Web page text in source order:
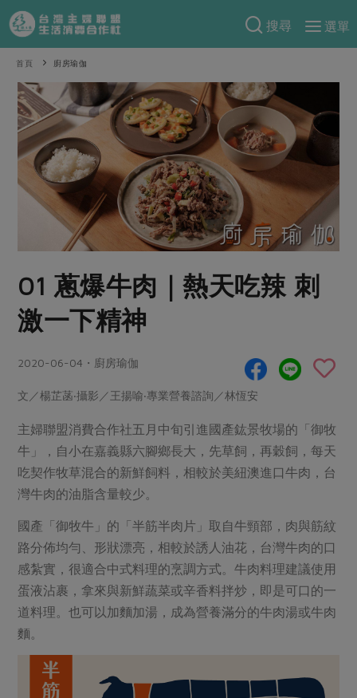
搜尋
選單
產品分類
當季蔬果
一籃菜 當令水果
芽苗類 蕈菇類
辛香料類
奶蛋豆・五穀
蛋 乳製品
豆製品 米麵雜糧
肉品・水產
畜產肉類
水畜加工品
調理食材・點心
調味醬料/南北貨 烘焙
休閒零嘴
保健食品
居家好物
美妝保養 個人清潔
家庭清潔
日用品
防災用品
食譜料理
食材
米食
麵食
海鮮
常備菜
蔬食
蛋料理
料理方式
烘焙．點心
醬料
湯品．鍋物
涼拌沙拉
飲品
主題食譜
年菜食譜
特別企畫
預購活動
把最好的台灣味帶回家！
防災用品預購圓滿結束
更多預購活動
合作25-精選產品第四彈
合作25-精選產品第三彈
議題活動
主婦聯盟X樂齡網特約優惠案
30%rPET紅烏龍茶
2024農業發展計畫年度報告
更多議題活動
把最好的台灣味帶回家！
綠主張
觀點文章
主婦食堂 一籃菜真心話
社內大小事 合作聯合國
產品故事
樂齡生活
廚房瑜伽
減硝酸鹽 惜食
非基改運動 支持本土農糧
廢核運動
減添加物 減塑減廢
公益金 食農教育
更多議題
綠主張月刊
關於合作社
關於我們
合作社組織
產品檢驗
自主把關
檢驗報告
硝酸鹽檢驗
社員權益
合作社法規
社務專區
選舉專區
最新消息
首頁 廚房瑜伽
01 蔥爆牛肉｜熱天吃辣 刺
激一下精神
2020-06-04・廚房瑜伽
文／楊芷菡‧攝影／王揚喻‧專業營養諮詢／林恆安
主婦聯盟消費合作社五月中旬引進國產鈜景牧場的「御牧
牛」，自小在嘉義縣六腳鄉長大，先草飼，再穀飼，每天
吃契作牧草混合的新鮮飼料，相較於美紐澳進口牛肉，台
灣牛肉的油脂含量較少。
國產「御牧牛」的「半筋半肉片」取自牛頸部，肉與筋紋
路分佈均勻、形狀漂亮，相較於誘人油花，台灣牛肉的口
感紮實，很適合中式料理的烹調方式。牛肉料理建議使用
蛋液沾裹，拿來與新鮮蔬菜或辛香料拌炒，即是可口的一
道料理。也可以加麵加湯，成為營養滿分的牛肉湯或牛肉
麵。